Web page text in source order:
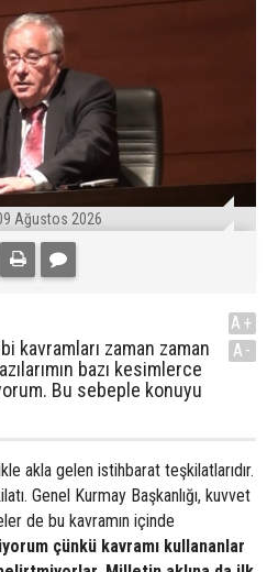
Ağustos 2026
kavramları zaman zaman
bazı kesimlerce
Bu sebeple konuyu
A+
A-
akla gelen istihbarat teşkilatlarıdır.
Genel Kurmay Başkanlığı, kuvvet
de bu kavramın içinde
çünkü kavramı kullananlar